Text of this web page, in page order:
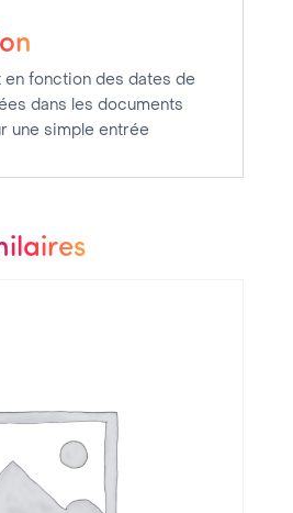
en fonction des dates de
dans les documents
une simple entrée